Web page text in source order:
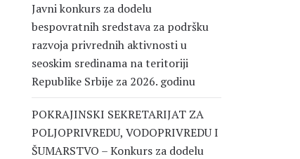
Javni konkurs za dodelu
bespovratnih sredstava za podršku
razvoja privrednih aktivnosti u
seoskim sredinama na teritoriji
Republike Srbije za 2026. godinu
POKRAJINSKI SEKRETARIJAT ZA
POLJOPRIVREDU, VODOPRIVREDU I
ŠUMARSTVO – Konkurs za dodelu